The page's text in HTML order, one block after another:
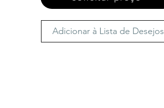
Adicionar à Lista de Desejos